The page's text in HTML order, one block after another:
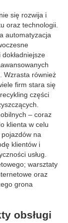
się rozwija i
oraz technologii.
automatyzacja
Wzrasta również
firm stara się
części
– coraz
klienta w celu
na
klientów i
usług.
warsztaty
oraz
grona
obsługi